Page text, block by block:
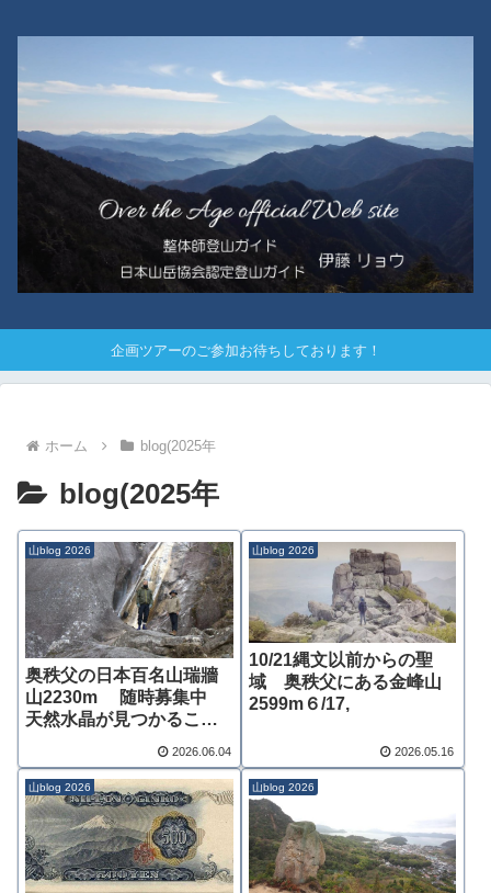
企画ツアーのご参加お待ちしております！
ホーム blog(2025年
blog(2025年
山blog 2026
奥秩父の日本百名山瑞牆
山2230m 随時募集中
天然水晶が見つかること
2026.06.04
山blog 2026
10/21縄文以前からの聖
域 奥秩父にある金峰山
2599m６/17,
2026.05.16
山blog 2026 山blog 2026